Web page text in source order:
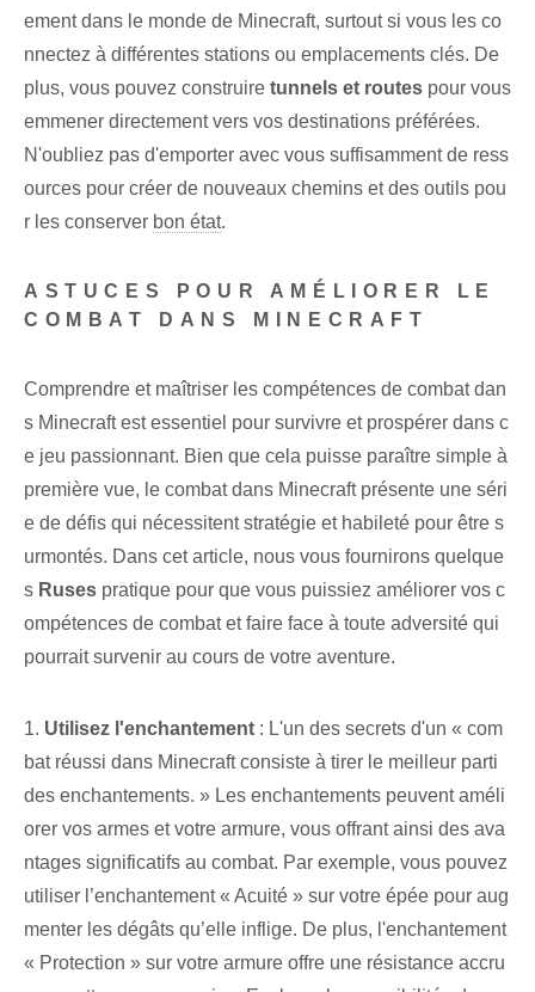
ement dans le monde de Minecraft, surtout si vous les co
nnectez à différentes stations ou emplacements clés. De
plus, vous pouvez construire tunnels et routes pour vous
emmener directement vers vos ⁤destinations préférées.
N'oubliez pas d'emporter avec vous suffisamment de ress
ources pour créer de nouveaux ‌chemins‌ et des outils pou
r les conserver‍ bon état.
ASTUCES POUR AMÉLIORER LE
COMBAT DANS MINECRAFT
Comprendre et maîtriser les compétences de combat dan
s Minecraft est essentiel pour survivre et prospérer dans c
e jeu passionnant. Bien que cela puisse paraître simple à
première vue, le combat dans Minecraft présente une séri
e de défis qui nécessitent stratégie et habileté pour être s
urmontés. Dans cet article, nous vous fournirons quelque
s Ruses pratique pour que vous puissiez améliorer vos c
ompétences de combat et faire face à toute adversité qui
pourrait survenir au cours de votre aventure.
1. Utilisez l'enchantement ⁢ : L'un des secrets d'un « com
bat réussi dans Minecraft consiste à tirer le meilleur parti
des enchantements. » Les enchantements peuvent améli
orer vos armes et votre armure, vous offrant ainsi des ava
ntages significatifs au combat. Par exemple, vous pouvez
utiliser l’enchantement « Acuité » sur votre épée pour aug
menter les dégâts qu’elle inflige. De plus,‌ l'enchantement
« Protection » sur votre armure offre une résistance accru